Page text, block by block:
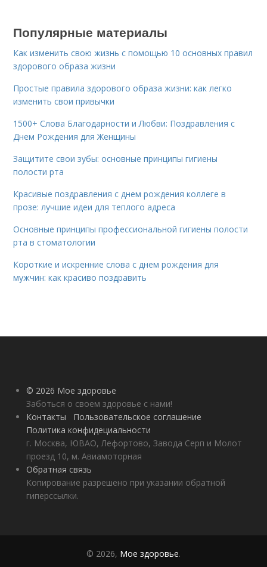
Популярные материалы
Как изменить свою жизнь с помощью 10 основных правил
здорового образа жизни
Простые правила здорового образа жизни: как легко
изменить свои привычки
1500+ Слова Благодарности и Любви: Поздравления с
Днем Рождения для Женщины
Защитите свои зубы: основные принципы гигиены
полости рта
Красивые поздравления с днем рождения коллеге в
прозе: лучшие идеи для теплого адреса
Основные принципы профессиональной гигиены полости
рта в стоматологии
Короткие и искренние слова с днем рождения для
мужчин: как красиво поздравить
© 2026 Мое здоровье
Заботься о своем здоровье с нами!
Контакты
Пользовательское соглашение
Политика конфидециальности
г. Москва, ЮВАО, Лефортово, Завода Серп и Молот
проезд 10, м. Авиамоторная
Обратная связь
Копирование разрешено при указании обратной
гиперссылки.
© 2026, Мое здоровье.